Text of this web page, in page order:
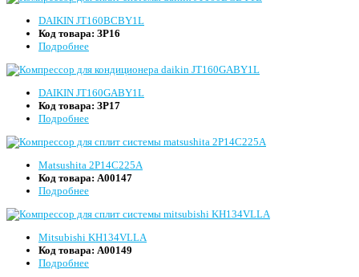
DAIKIN JT160BCBY1L
Код товара: ЗР16
Подробнее
DAIKIN JT160GABY1L
Код товара: ЗР17
Подробнее
Matsushita 2P14C225A
Код товара: А00147
Подробнее
Mitsubishi KH134VLLA
Код товара: А00149
Подробнее